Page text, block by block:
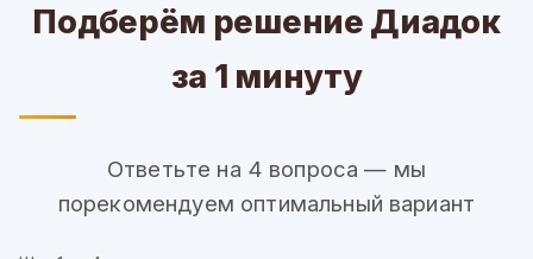
Подберём решение Диадок
за 1 минуту
Ответьте на 4 вопроса — мы
порекомендуем оптимальный вариант